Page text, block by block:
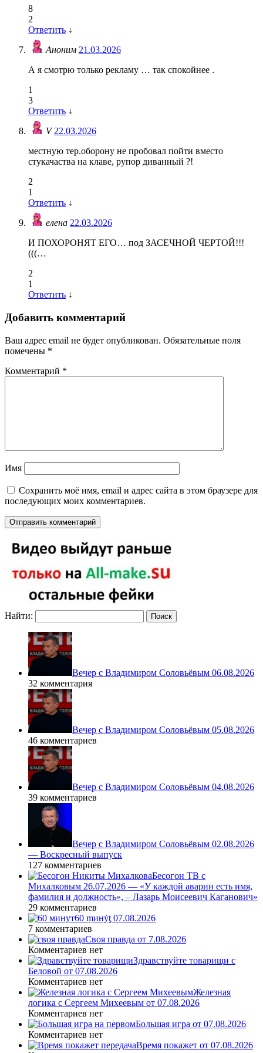
8
2
Ответить ↓
Аноним 21.03.2026
А я смотрю только рекламу … так спокойнее .
1
3
Ответить ↓
V22.03.2026
местную тер.оборону не пробовал пойти вместо
стукачаства на клаве, рупор диванный ?!
2
1
Ответить ↓
елена 22.03.2026
И ПОХОРОНЯТ ЕГО… под ЗАСЕЧНОЙ ЧЕРТОЙ!!!
(((…
2
1
Ответить ↓
Добавить комментарий
Ваш адрес email не будет опубликован. Обязательные поля
помечены *
Комментарий *
Имя
Сохранить моё имя, email и адрес сайта в этом браузере для
последующих моих комментариев.
Найти:
Вечер с Владимиром Соловьёвым 06.08.2026
32 комментария
Вечер с Владимиром Соловьёвым 05.08.2026
46 комментариев
Вечер с Владимиром Соловьёвым 04.08.2026
39 комментариев
Вечер с Владимиром Соловьёвым 02.08.2026
— Воскресный выпуск
127 комментариев
Бесогон ТВ с
Михалковым 26.07.2026 — «У каждой аварии есть имя,
фамилия и должность», – Лазарь Моисеевич Каганович»
29 комментариев
60 ṃинẏƫ 07.08.2026
7 комментариев
Своя правда от 7.08.2026
Комментариев нет
Здравствуйте товарищи с
Беловой от 07.08.2026
Комментариев нет
Железная
логика с Сергеем Михеевым от 07.08.2026
Комментариев нет
Большая игра от 07.08.2026
Комментариев нет
Время покажет от 07.08.2026